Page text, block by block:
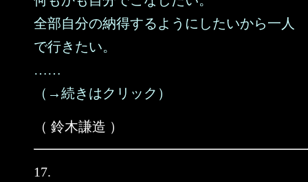
全部自分の納得するようにしたいから一人
で行きたい。
……
（→続きはクリック）
（ 鈴木謙造 ）
17.